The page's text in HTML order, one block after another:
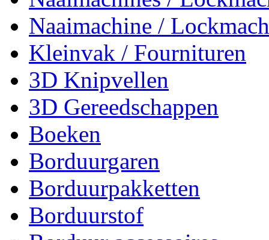
Naaimachine /
Kleinvak / Fournituren
3D Knipvellen
3D Gereedschappen
Boeken
Borduurgaren
Borduurpakketten
Borduurstof